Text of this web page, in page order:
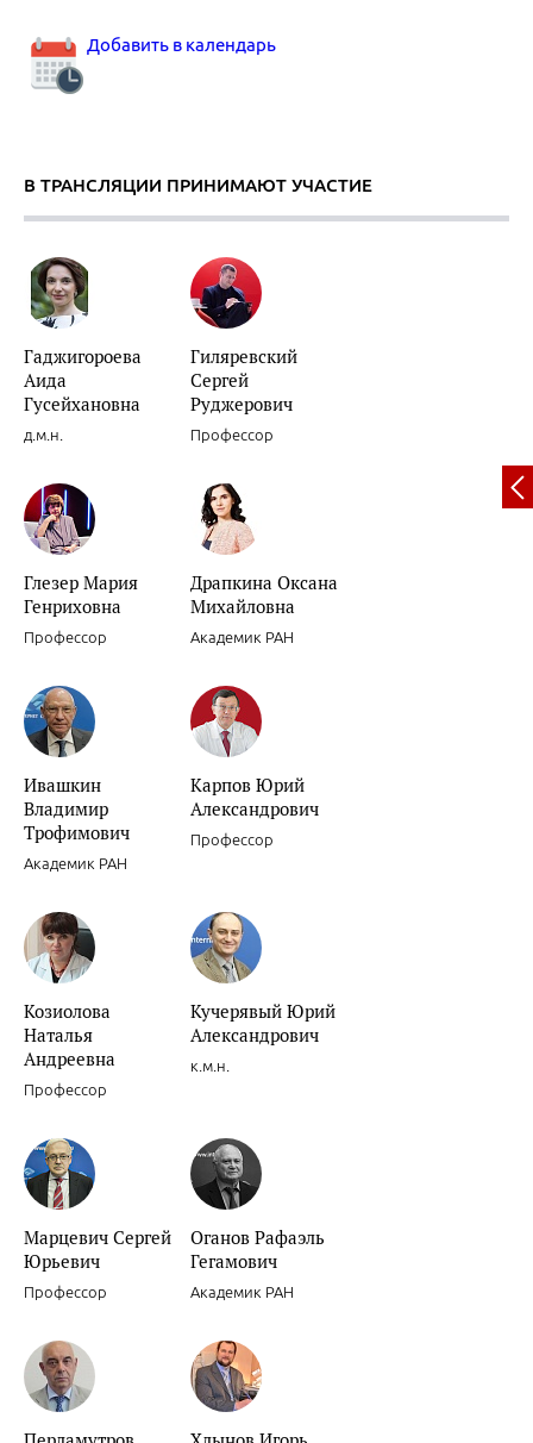
Вариабельность артериального давления.
Декомпенсации хронической сердечной недостаточности.
Роль препаратов для «миокардиальной цитопротекции» в
женщин.
Ишемическая болезнь сердца.
Новости доказательной кардиологии.
Добавить в календарь
В ТРАНСЛЯЦИИ ПРИНИМАЮТ УЧАСТИЕ
Гаджигороева
Аида
Гусейхановна
д.м.н.
Гиляревский
Сергей
Руджерович
Профессор
Глезер Мария
Генриховна
Профессор
Драпкина Оксана
Михайловна
Академик РАН
Ивашкин
Владимир
Трофимович
Академик РАН
Карпов Юрий
Александрович
Профессор
Козиолова
Наталья
Андреевна
Профессор
Кучерявый Юрий
Александрович
к.м.н.
Марцевич Сергей
Юрьевич
Профессор
Оганов Рафаэль
Гегамович
Академик РАН